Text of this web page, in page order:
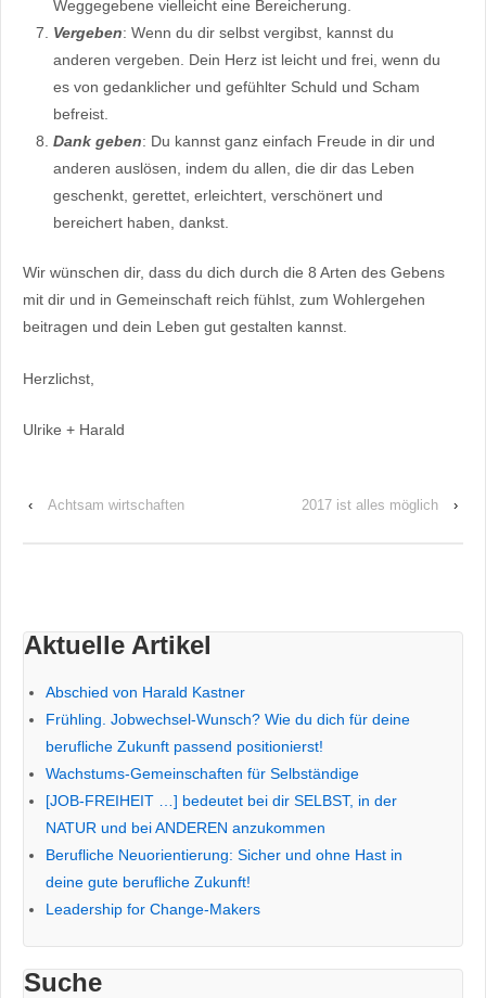
Weggegebene vielleicht eine Bereicherung.
Vergeben: Wenn du dir selbst vergibst, kannst du
anderen vergeben. Dein Herz ist leicht und frei, wenn du
es von gedanklicher und gefühlter Schuld und Scham
befreist.
Dank geben: Du kannst ganz einfach Freude in dir und
anderen auslösen, indem du allen, die dir das Leben
geschenkt, gerettet, erleichtert, verschönert und
bereichert haben, dankst.
Wir wünschen dir, dass du dich durch die 8 Arten des Gebens
mit dir und in Gemeinschaft reich fühlst, zum Wohlergehen
beitragen und dein Leben gut gestalten kannst.
Herzlichst,
Ulrike + Harald
‹ Achtsam wirtschaften 2017 ist alles möglich ›
Aktuelle Artikel
Abschied von Harald Kastner
Frühling. Jobwechsel-Wunsch? Wie du dich für deine
berufliche Zukunft passend positionierst!
Wachstums-Gemeinschaften für Selbständige
[JOB-FREIHEIT …] bedeutet bei dir SELBST, in der
NATUR und bei ANDEREN anzukommen
Berufliche Neuorientierung: Sicher und ohne Hast in
deine gute berufliche Zukunft!
Leadership for Change-Makers
Suche